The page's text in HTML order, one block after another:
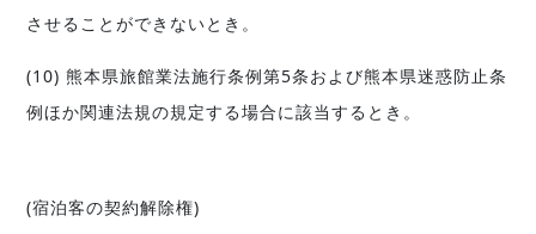
させることができないとき。
(10) 熊本県旅館業法施行条例第5条および熊本県迷惑防止条
例ほか関連法規の規定する場合に該当するとき。
(宿泊客の契約解除権)